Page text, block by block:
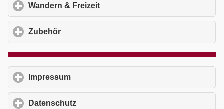
Wandern & Freizeit
Zubehör
Impressum
Datenschutz